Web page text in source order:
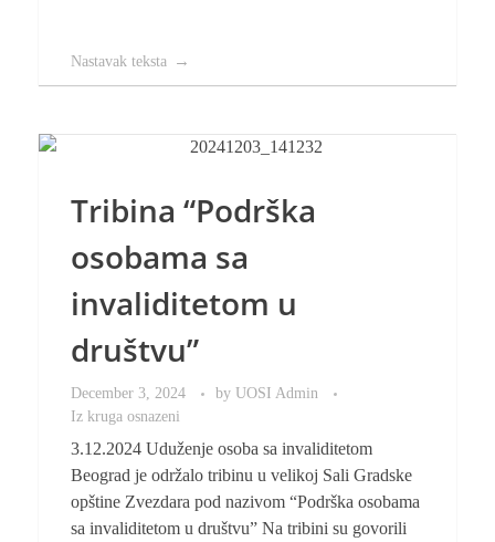
Nastavak teksta
Tribina “Podrška
osobama sa
invaliditetom u
društvu”
December 3, 2024 by UOSI Admin
Iz kruga osnazeni
3.12.2024 Uduženje osoba sa invaliditetom
Beograd je održalo tribinu u velikoj Sali Gradske
opštine Zvezdara pod nazivom “Podrška osobama
sa invaliditetom u društvu” Na tribini su govorili